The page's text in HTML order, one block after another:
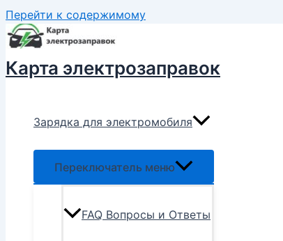
Перейти к содержимому
Карта электрозаправок
Зарядка для электромобиля
Переключатель меню
FAQ Вопросы и Ответы